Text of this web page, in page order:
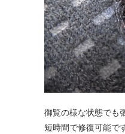
御覧の様な状態でも
短時間で修復可能で